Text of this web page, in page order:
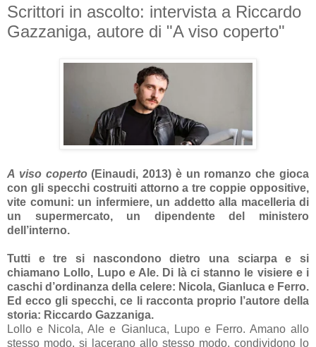
Scrittori in ascolto: intervista a Riccardo
Gazzaniga, autore di "A viso coperto"
A viso coperto(Einaudi, 2013) è un romanzo che gioca
con gli specchi costruiti attorno a tre coppie oppositive,
vite comuni: un infermiere, un addetto alla macelleria di
un supermercato, un dipendente del ministero
dell’interno.
Tutti e tre si nascondono dietro una sciarpa e si
chiamano Lollo, Lupo e Ale. Di là ci stanno le visiere e i
caschi d’ordinanza della celere: Nicola, Gianluca e Ferro.
Ed ecco gli specchi, ce li racconta proprio l’autore della
storia: Riccardo Gazzaniga.
Lollo e Nicola, Ale e Gianluca, Lupo e Ferro. Amano allo
stesso modo, si lacerano allo stesso modo, condividono lo